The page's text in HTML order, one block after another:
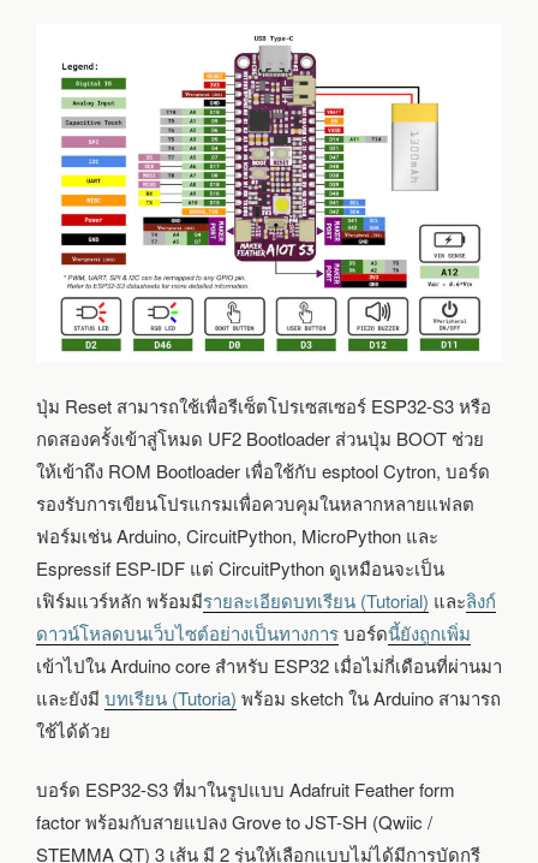
ปุ่ม Reset สามารถใช้เพื่อรีเซ็ตโปรเซสเซอร์ ESP32-S3 หรือ
กดสองครั้งเข้าสู่โหมด UF2 Bootloader ส่วนปุ่ม BOOT ช่วย
ให้เข้าถึง ROM Bootloader เพื่อใช้กับ esptool Cytron, บอร์ด
รองรับการเขียนโปรแกรมเพื่อควบคุมในหลากหลายแฟลต
ฟอร์มเช่น Arduino, CircuitPython, MicroPython และ
Espressif ESP-IDF แต่ CircuitPython ดูเหมือนจะเป็น
เฟิร์มแวร์หลัก พร้อมมีรายละเอียดบทเรียน (Tutorial) และลิงก์
ดาวน์โหลดบนเว็บไซต์อย่างเป็นทางการบอร์ดนี้ยังถูกเพิ่ม
เข้าไปใน Arduino core สำหรับ ESP32 เมื่อไม่กี่เดือนที่ผ่านมา
และยังมี บทเรียน (Tutoria) พร้อม sketch ใน Arduino สามารถ
ใช้ได้ด้วย
บอร์ด ESP32-S3 ที่มาในรูปแบบ Adafruit Feather form
factor พร้อมกับสายแปลง Grove to JST-SH (Qwiic /
STEMMA QT) 3 เส้น มี 2 รุ่นให้เลือกแบบไม่ได้มีการบัดกรี